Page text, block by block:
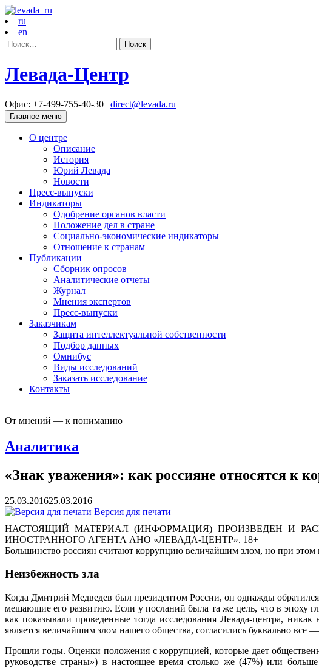
ru
en
Найти:
Левада-Центр
Офис: +7-499-755-40-30 | direct@levada.ru
Главное меню
О центре
Описание
История
Юрий Левада
Новости
Пресс-выпуски
Индикаторы
Одобрение органов власти
Положение дел в стране
Социально-экономические индикаторы
Отношение к странам
Публикации
Сборник опросов
Аналитические отчеты
Журнал
Мнения экспертов
Пресс-выпуски
Заказчикам
Защита интеллектуальной собственности
Подбор данных
Омнибус
Виды исследований
Заказать исследование
Контакты
От мнений — к пониманию
Аналитика
«Знак уважения»: как россияне относятся к
25.03.201625.03.2016
Версия для печати
НАСТОЯЩИЙ МАТЕРИАЛ (ИНФОРМАЦИЯ) ПРОИЗВЕДЕН И
ИНОСТРАННОГО АГЕНТА АНО «ЛЕВАДА-ЦЕНТР». 18+
Большинство россиян считают коррупцию величайшим злом, но при
Неизбежность зла
Когда Дмитрий Медведев был президентом России, он однажды
мешающие его развитию. Если у посланий была та же цель, что в эпоху
как показывали проведенные тогда исследования Левада-центра,
является величайшим злом нашего общества, согласились буквально все
Прошли годы. Оценки положения с коррупцией, которые дает
руководстве страны») в настоящее время столько же (47%) или